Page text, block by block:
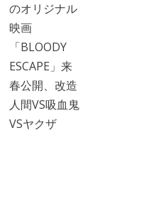
のオリジナル
映画
「BLOODY
ESCAPE」来
春公開、改造
人間VS吸血鬼
VSヤクザ